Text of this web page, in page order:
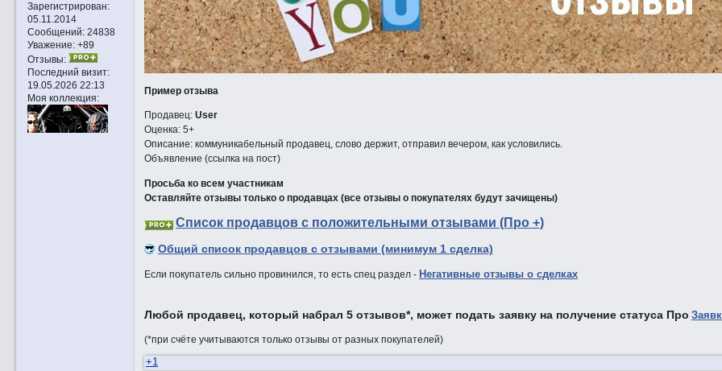
Зарегистрирован:
05.11.2014
Сообщений:24838
Уважение: +89
Отзывы:
Последний визит:
19.05.2026 22:13
Моя коллекция:
Пример отзыва
Продавец: User
Оценка: 5+
Описание: коммуникабельный продавец, слово держит, отправил вечером, как условились.
Объявление (ссылка на пост)
Просьба ко всем участникам
Оставляйте отзывы только о продавцах (все отзывы о покупателях будут зачищены)
Список продавцов с положительными отзывами (Про +)
Общий список продавцов с отзывами (минимум 1 сделка)
Если покупатель сильно провинился, то есть спец раздел - Негативные отзывы о сделках
Любой продавец, который набрал 5 отзывов*, может подать заявку на получение статуса Про
(*при счёте учитываются только отзывы от разных покупателей)
+1